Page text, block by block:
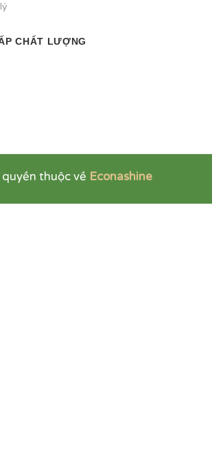
CHẤT LƯỢNG
thuộc về Econashine